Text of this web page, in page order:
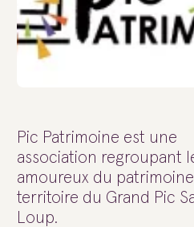
Pic Patrimoine est une
association regroupant
amoureux du
territoire du Grand Pic
Loup.